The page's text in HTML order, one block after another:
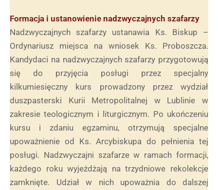
Formacja i ustanowienie nadzwyczajnych szafarzy
Nadzwyczajnych szafarzy ustanawia Ks. Biskup –
Ordynariusz miejsca na wniosek Ks. Proboszcza.
Kandydaci na nadzwyczajnych szafarzy przygotowują
się do przyjęcia posługi przez specjalny
kilkumiesięczny kurs prowadzony przez wydział
duszpasterski Kurii Metropolitalnej w Lublinie w
zakresie teologicznym i liturgicznym. Po ukończeniu
kursu i zdaniu egzaminu, otrzymują specjalne
upoważnienie od Ks. Arcybiskupa do pełnienia tej
posługi. Nadzwyczajni szafarze w ramach formacji,
każdego roku wyjeżdżają na trzydniowe rekolekcje
zamknięte. Udział w nich upoważnia do dalszej